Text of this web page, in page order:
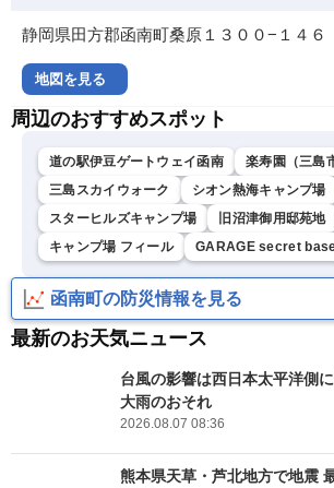
静岡県田方郡函南町桑原１３００−１４６
地図を見る
周辺のおすすめスポット
道の駅伊豆ゲートウェイ函南
楽寿園（三島
三島スカイウォーク
シオン熱海キャンプ場
スターヒルズキャンプ場
旧沼津御用邸苑地
キャンプ場 フィール
GARAGE secret
函南町の防災情報を見る
最新のお天気ニュース
台風の影響は西日本太平洋側
大雨のおそれ
2026.08.07 08:36
熊本県天草・芦北地方で地震